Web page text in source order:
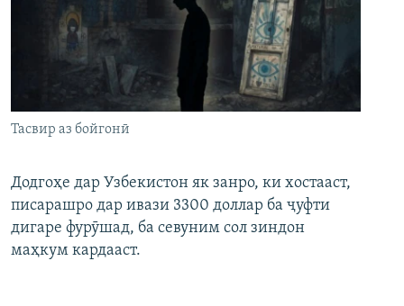
Тасвир аз бойгонӣ
Додгоҳе дар Узбекистон як занро, ки хостааст,
писарашро дар ивази 3300 доллар ба ҷуфти
дигаре фурӯшад, ба севуним сол зиндон
маҳкум кардааст.